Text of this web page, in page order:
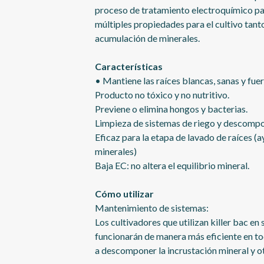
proceso de tratamiento electroquímico
múltiples propiedades para el cultivo
acumulación de minerales.
Características
• Mantiene las raíces blancas, sanas y
Producto no tóxico y no nutritivo.
Previene o elimina hongos y bacterias.
Limpieza de sistemas de riego y
Eficaz para la etapa de lavado de raíces
minerales)
Baja EC: no altera el equilibrio mineral.
Cómo utilizar
Mantenimiento de sistemas:
Los cultivadores que utilizan killer bac en
funcionarán de manera más eficiente en
a descomponer la incrustación mineral y